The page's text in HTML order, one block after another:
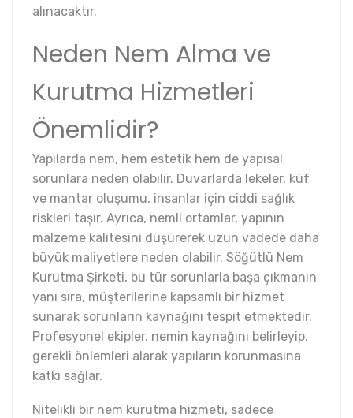
alınacaktır.
Neden Nem Alma ve
Kurutma Hizmetleri
Önemlidir?
Yapılarda nem, hem estetik hem de yapısal
sorunlara neden olabilir. Duvarlarda lekeler, küf
ve mantar oluşumu, insanlar için ciddi sağlık
riskleri taşır. Ayrıca, nemli ortamlar, yapının
malzeme kalitesini düşürerek uzun vadede daha
büyük maliyetlere neden olabilir. Söğütlü Nem
Kurutma Şirketi, bu tür sorunlarla başa çıkmanın
yanı sıra, müşterilerine kapsamlı bir hizmet
sunarak sorunların kaynağını tespit etmektedir.
Profesyonel ekipler, nemin kaynağını belirleyip,
gerekli önlemleri alarak yapıların korunmasına
katkı sağlar.
Nitelikli bir nem kurutma hizmeti, sadece